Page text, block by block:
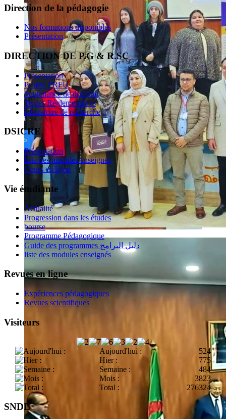
Direction de la pédagogie
Nos formations disponibles
Présentation
DIRECTION DE P.G & R.SC
Présentation
Projets PRFU
Soutenance de doctorat
Textes Réglementaires
laboratoire de recherche
DSICRE
Présentation
liste des modules enseignés
Cours en ligne
Vie étudiante
Actualité
Progression dans les études
bourse
Programme Pédagogique
Guide des programmes دليل البرامج
liste des modules enseignés
Revues en ligne
Expériences pédagogiques
Revues scientifiques
Visiteurs
Aujourd'hui :
524
Hier :
775
Semaine :
484
Mois :
3823
Total :
276324
SNDL